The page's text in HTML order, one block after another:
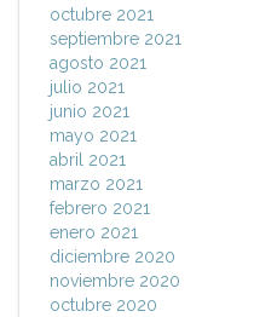
octubre 2021
septiembre 2021
agosto 2021
julio 2021
junio 2021
mayo 2021
abril 2021
marzo 2021
febrero 2021
enero 2021
diciembre 2020
noviembre 2020
octubre 2020